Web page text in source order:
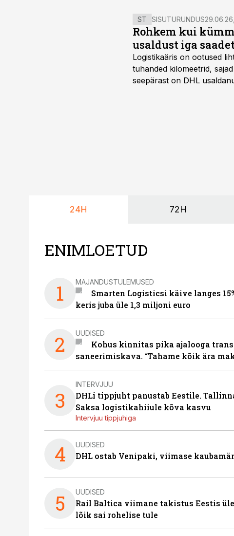
ST SISUTURUNDUS
Rohkem kui
usaldust iga
Logistikaäris on ootused
tuhanded kilomeetrid,
seepärast on DHL
24H 72H
ENIMLOETUD
1 MAJANDUSTULEMUSED
Smarten Logisticsi käive langes
keris juba üle 1,3 miljoni euro
2 UUDISED
Kohus kinnitas pika ajalooga
saneerimiskava. “Tahame kõik ära
3
INTERVJUU
DHLi tippjuht panustab Eestile.
Saksa logistikahiiule kõva kasvu
Intervjuu tippjuhiga
4 UUDISED
DHL ostab Venipaki, viimase
5 UUDISED
Rail Baltica viimane takistus Eestis
lõik sai rohelise tule